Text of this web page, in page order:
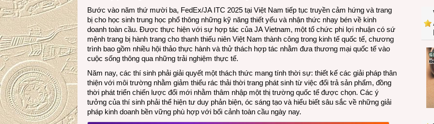
Thử
thách
Quốc
Bước vào năm thứ mười ba, FedEx/JA ITC 2025 tại Việt Nam tiếp tục truyền cảm hứng và trang
bị cho học sinh trung học phổ thông những kỹ năng thiết yếu và nhận thức nhạy bén về kinh
doanh toàn cầu. Được thực hiện với sự hợp tác của JA Vietnam, một tổ chức phi lợi nhuận có sứ
mệnh trang bị hành trang cho thanh thiếu niên Việt Nam thành công trong kinh tế quốc tế, chương
trình bao gồm nhiều hội thảo thực hành và thử thách hợp tác nhằm đưa thương mại quốc tế vào
cuộc sống thông qua những trải nghiệm thực tế.
Năm nay, các thí sinh phải giải quyết một thách thức mang tính thời sự: thiết kế các giải pháp thân
thiện với môi trường nhằm giảm thiểu rác thải thời trang phát sinh từ việc đổi trả sản phẩm, đồng
thời phát triển chiến lược đổi mới nhằm thâm nhập một thị trường quốc tế được chọn. Các ý
tưởng của thí sinh phải thể hiện tư duy phản biện, óc sáng tạo và hiểu biết sâu sắc về những giải
pháp kinh doanh bền vững phù hợp với bối cảnh toàn cầu ngày nay.